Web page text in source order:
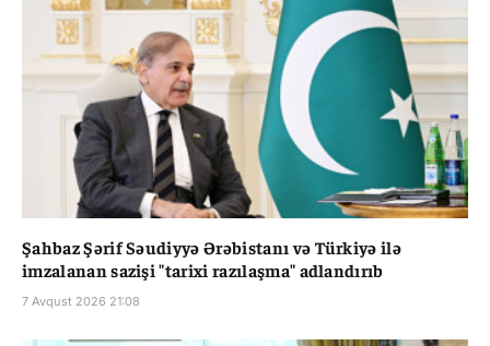
Şahbaz Şərif Səudiyyə Ərəbistanı və Türkiyə ilə
imzalanan sazişi "tarixi razılaşma" adlandırıb
7 Avqust 2026 21:08